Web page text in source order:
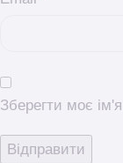
Зберегти моє